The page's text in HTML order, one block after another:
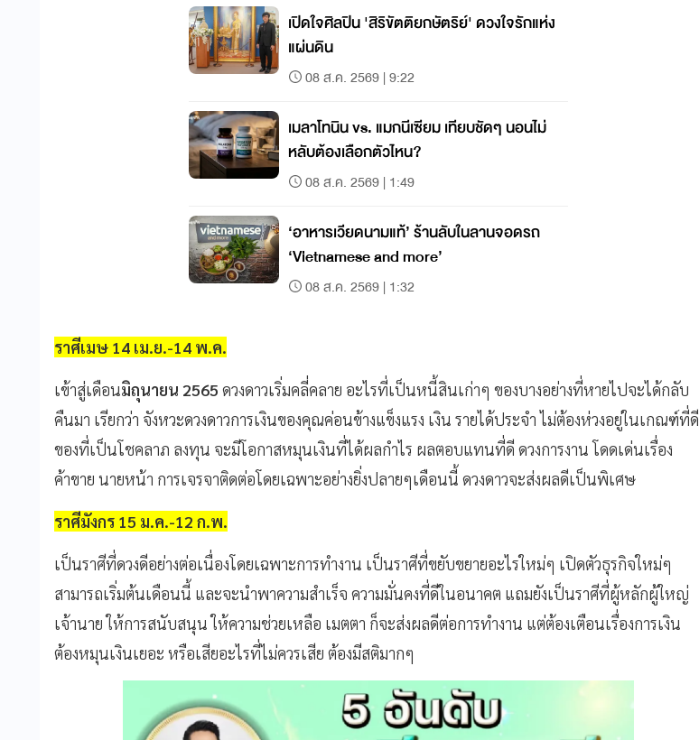
เปิดใจศิลปิน 'สิริขัตติยกษัตริย์' ดวงใจรักแห่ง
แผ่นดิน
08 ส.ค. 2569 | 9:22
เมลาโทนิน vs. แมกนีเซียม เทียบชัดๆ นอนไม่
หลับต้องเลือกตัวไหน?
08 ส.ค. 2569 | 1:49
‘อาหารเวียดนามแท้’ ร้านลับในลานจอดรถ
‘Vietnamese and more’
08 ส.ค. 2569 | 1:32
ราศีเมษ 14 เม.ย.-14 พ.ค.
เข้าสู่เดือนมิถุนายน 2565 ดวงดาวเริ่มคลี่คลาย อะไรที่เป็นหนี้สินเก่าๆ ของบางอย่างที่หายไปจะได้กลับ
คืนมา เรียกว่า จังหวะดวงดาวการเงินของคุณค่อนข้างแข็งแรง เงิน รายได้ประจำ ไม่ต้องห่วงอยู่ในเกณฑ์ที่ดี
ของที่เป็นโชคลาภ ลงทุน จะมีโอกาสหมุนเงินที่ได้ผลกำไร ผลตอบแทนที่ดี ดวงการงาน โดดเด่นเรื่อง
ค้าขาย นายหน้า การเจรจาติดต่อโดยเฉพาะอย่างยิ่งปลายๆเดือนนี้ ดวงดาวจะส่งผลดีเป็นพิเศษ
ราศีมังกร 15 ม.ค.-12 ก.พ.
เป็นราศีที่ดวงดีอย่างต่อเนื่องโดยเฉพาะการทำงาน เป็นราศีที่ขยับขยายอะไรใหม่ๆ เปิดตัวธุรกิจใหม่ๆ
สามารถเริ่มต้นเดือนนี้ และจะนำพาความสำเร็จ ความมั่นคงที่ดีในอนาคต แถมยังเป็นราศีที่ผู้หลักผู้ใหญ่
เจ้านาย ให้การสนับสนุน ให้ความช่วยเหลือ เมตตา ก็จะส่งผลดีต่อการทำงาน แต่ต้องเตือนเรื่องการเงิน
ต้องหมุนเงินเยอะ หรือเสียอะไรที่ไม่ควรเสีย ต้องมีสติมากๆ